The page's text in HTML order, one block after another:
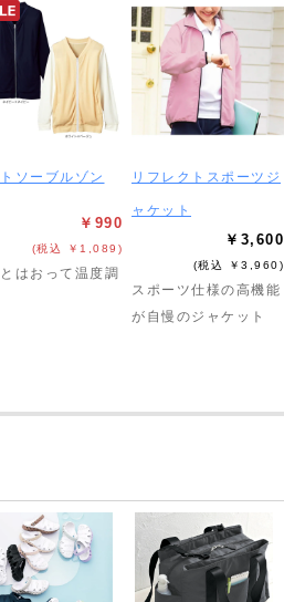
ソーブルゾン
￥990
(税込 ￥1,089)
はおって温度調
リフレクトスポーツジ
ャケット
￥3,600
(税込 ￥3,960)
スポーツ仕様の高機能
が自慢のジャケット